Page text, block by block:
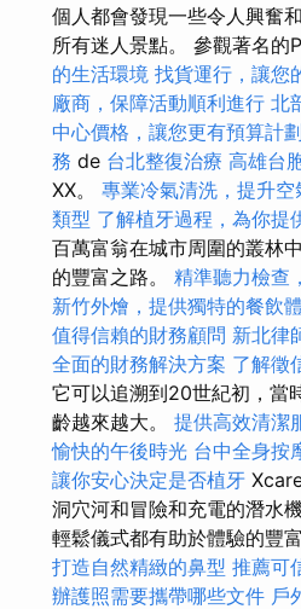
個人都會發現一些令人興奮
所有迷人景點。 參觀著名的
的生活環境 找貨運行，讓您
廠商，保障活動順利進行 北
中心價格，讓您更有預算計劃
務 de 台北整復治療 高雄台
XX。 專業冷氣清洗，提升空
類型 了解植牙過程，為你提
百萬富翁在城市周圍的叢林
的豐富之路。 精準聽力檢查
新竹外燴，提供獨特的餐飲
值得信賴的財務顧問 新北律
全面的財務解決方案 了解徵
它可以追溯到20世紀初，當
齡越來越大。 提供高效清潔
愉快的午後時光 台中全身按
讓你安心決定是否植牙
洞穴河和冒險和充電的潛水
輕鬆儀式都有助於體驗的豐
打造自然精緻的鼻型 推薦可
辦護照需要攜帶哪些文件 戶